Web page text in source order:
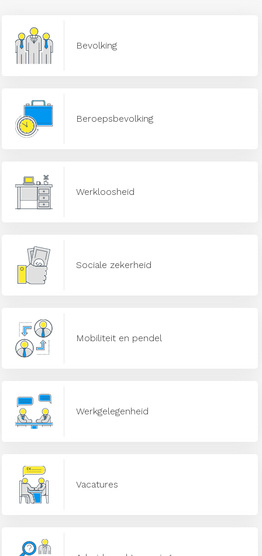
Bevolking
Beroepsbevolking
Werkloosheid
Sociale zekerheid
Mobiliteit en pendel
Werkgelegenheid
Vacatures